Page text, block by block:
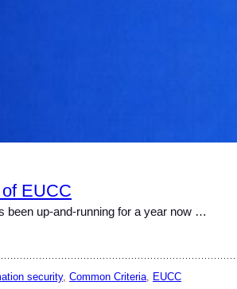
EUCC
been up-and-running for a year now …
security, Common Criteria EUCC